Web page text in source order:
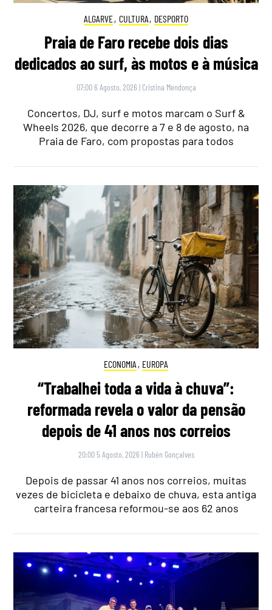
ALGARVE, CULTURA, DESPORTO
Praia de Faro recebe dois dias
dedicados ao surf, às motos e à música
07:00 6 Agosto, 2026 | Cristina Mendonça
Concertos, DJ, surf e motos marcam o Surf &
Wheels 2026, que decorre a 7 e 8 de agosto, na
Praia de Faro, com propostas para todos
ECONOMIA , EUROPA
“Trabalhei toda a vida à chuva”:
reformada revela o valor da pensão
depois de 41 anos nos correios
20:00 5 Agosto, 2026 | Rubén Gonçalves
Depois de passar 41 anos nos correios, muitas
vezes de bicicleta e debaixo de chuva, esta antiga
carteira francesa reformou-se aos 62 anos